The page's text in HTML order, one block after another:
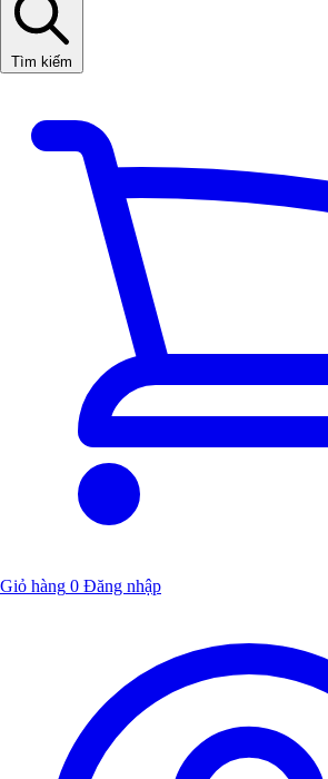
Tìm kiếm
Giỏ hàng 0 Đăng nhập